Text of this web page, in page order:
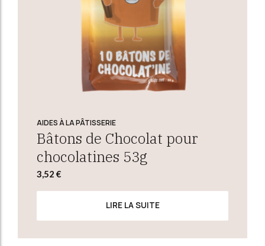
AIDES À LA PÂTISSERIE
Bâtons de Chocolat pour
chocolatines 53g
3,52 €
LIRE LA SUITE